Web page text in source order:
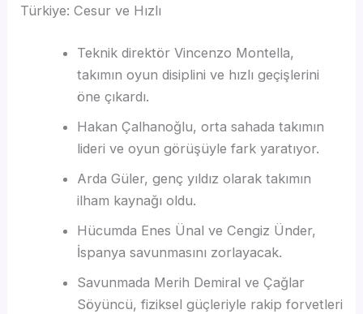
Türkiye: Cesur ve Hızlı
Teknik direktör Vincenzo Montella,
takımın oyun disiplini ve hızlı geçişlerini
öne çıkardı.
Hakan Çalhanoğlu, orta sahada takımın
lideri ve oyun görüşüyle fark yaratıyor.
Arda Güler, genç yıldız olarak takımın
ilham kaynağı oldu.
Hücumda Enes Ünal ve Cengiz Ünder,
İspanya savunmasını zorlayacak.
Savunmada Merih Demiral ve Çağlar
Söyüncü, fiziksel güçleriyle rakip forvetleri